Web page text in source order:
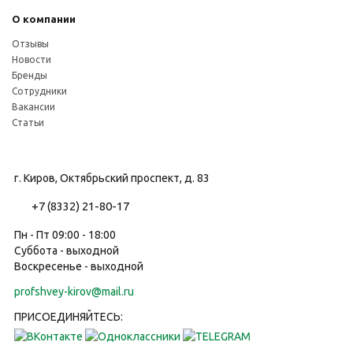
г. Киров, Октябрьский проспект, д. 83
+7 (8332) 21-80-17
Пн - Пт 09:00 - 18:00
Суббота - выходной
Воскресенье - выходной
profshvey-kirov@mail.ru
ПРИСОЕДИНЯЙТЕСЬ:
О компании
Отзывы
Новости
Бренды
Сотрудники
Вакансии
Статьи